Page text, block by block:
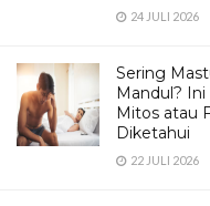
24 JULI 2026
Sering
Mandul?
Mitos atau
Diketahui
22 JULI 2026